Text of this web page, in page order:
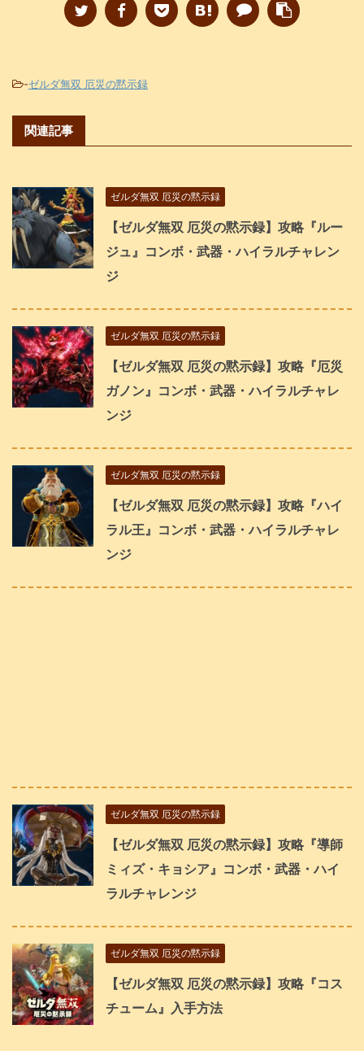
-ゼルダ無双 厄災の黙示録
関連記事
ゼルダ無双 厄災の黙示録
【ゼルダ無双 厄災の黙示録】攻略『ルー
ジュ』コンボ・武器・ハイラルチャレン
ジ
ゼルダ無双 厄災の黙示録
【ゼルダ無双 厄災の黙示録】攻略『厄災
ガノン』コンボ・武器・ハイラルチャレ
ンジ
ゼルダ無双 厄災の黙示録
【ゼルダ無双 厄災の黙示録】攻略『ハイ
ラル王』コンボ・武器・ハイラルチャレ
ンジ
ゼルダ無双 厄災の黙示録
【ゼルダ無双 厄災の黙示録】攻略『導師
ミィズ・キョシア』コンボ・武器・ハイ
ラルチャレンジ
ゼルダ無双 厄災の黙示録
【ゼルダ無双 厄災の黙示録】攻略『コス
チューム』入手方法